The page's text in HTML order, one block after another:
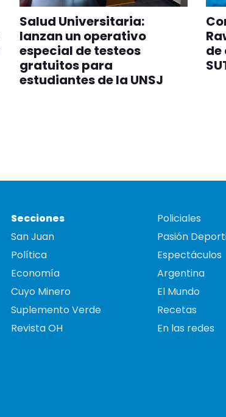
Salud Universitaria:
lanzan un operativo
especial de testeos
gratuitos para
estudiantes de la UNSJ
de
Secciones
San Juan
Política
Economía
Cuyo Minero
Suplemento Verde
Revista OH
Policiales
Pasión
Espectáculos
Argentina
El Mundo
Recetas
En las redes